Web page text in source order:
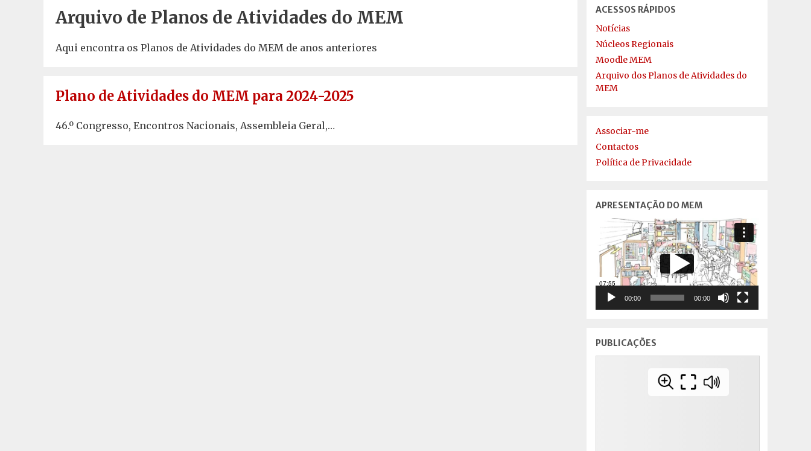
Arquivo de Planos de Atividades do MEM
Aqui encontra os Planos de Atividades do MEM de anos anteriores
Plano de Atividades do MEM para 2024-2025
46.º Congresso, Encontros Nacionais, Assembleia Geral,…
ACESSOS RÁPIDOS
Notícias
Núcleos Regionais
Moodle MEM
Arquivo dos Planos de Atividades do
MEM
Associar-me
Contactos
Política de Privacidade
APRESENTAÇÃO DO MEM
Reprodutor
de
vídeo
00:00 00:00
PUBLICAÇÕES